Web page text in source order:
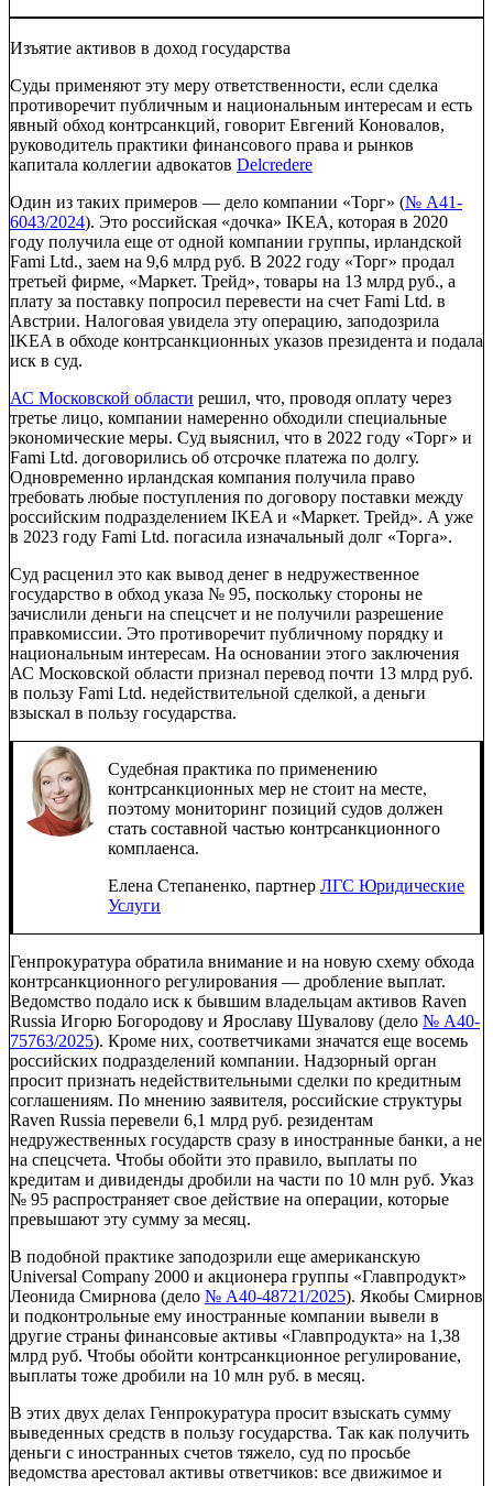
Изъятие активов в доход государства
Суды применяют эту меру ответственности, если сделка
противоречит публичным и национальным интересам и есть
явный обход контрсанкций, говорит Евгений Коновалов,
руководитель практики финансового права и рынков
капитала коллегии адвокатов Delcredere
Один из таких примеров — дело компании «Торг» (№ А41-
6043/2024). Это российская «дочка» IKEA, которая в 2020
году получила еще от одной компании группы, ирландской
Fami Ltd., заем на 9,6 млрд руб. В 2022 году «Торг» продал
третьей фирме, «Маркет. Трейд», товары на 13 млрд руб., а
плату за поставку попросил перевести на счет Fami Ltd. в
Австрии. Налоговая увидела эту операцию, заподозрила
IKEA в обходе контрсанкционных указов президента и подала
иск в суд.
АС Московской области решил, что, проводя оплату через
третье лицо, компании намеренно обходили специальные
экономические меры. Суд выяснил, что в 2022 году «Торг» и
Fami Ltd. договорились об отсрочке платежа по долгу.
Одновременно ирландская компания получила право
требовать любые поступления по договору поставки между
российским подразделением IKEA и «Маркет. Трейд». А уже
в 2023 году Fami Ltd. погасила изначальный долг «Торга».
Суд расценил это как вывод денег в недружественное
государство в обход указа № 95, поскольку стороны не
зачислили деньги на спецсчет и не получили разрешение
правкомиссии. Это противоречит публичному порядку и
национальным интересам. На основании этого заключения
АС Московской области признал перевод почти 13 млрд руб.
в пользу Fami Ltd. недействительной сделкой, а деньги
взыскал в пользу государства.
Судебная практика по применению
контрсанкционных мер не стоит на месте,
поэтому мониторинг позиций судов должен
стать составной частью контрсанкционного
комплаенса.
Елена Степаненко, партнер ЛГС Юридические
Услуги
Генпрокуратура обратила внимание и на новую схему обхода
контрсанкционного регулирования — дробление выплат.
Ведомство подало иск к бывшим владельцам активов Raven
Russia Игорю Богородову и Ярославу Шувалову (дело № А40-
75763/2025). Кроме них, соответчиками значатся еще восемь
российских подразделений компании. Надзорный орган
просит признать недействительными сделки по кредитным
соглашениям. По мнению заявителя, российские структуры
Raven Russia перевели 6,1 млрд руб. резидентам
недружественных государств сразу в иностранные банки, а не
на спецсчета. Чтобы обойти это правило, выплаты по
кредитам и дивиденды дробили на части по 10 млн руб. Указ
№ 95 распространяет свое действие на операции, которые
превышают эту сумму за месяц.
В подобной практике заподозрили еще американскую
Universal Company 2000 и акционера группы «Главпродукт»
Леонида Смирнова (дело № А40-48721/2025). Якобы Смирнов
и подконтрольные ему иностранные компании вывели в
другие страны финансовые активы «Главпродукта» на 1,38
млрд руб. Чтобы обойти контрсанкционное регулирование,
выплаты тоже дробили на 10 млн руб. в месяц.
В этих двух делах Генпрокуратура просит взыскать сумму
выведенных средств в пользу государства. Так как получить
деньги с иностранных счетов тяжело, суд по просьбе
ведомства арестовал активы ответчиков: все движимое и